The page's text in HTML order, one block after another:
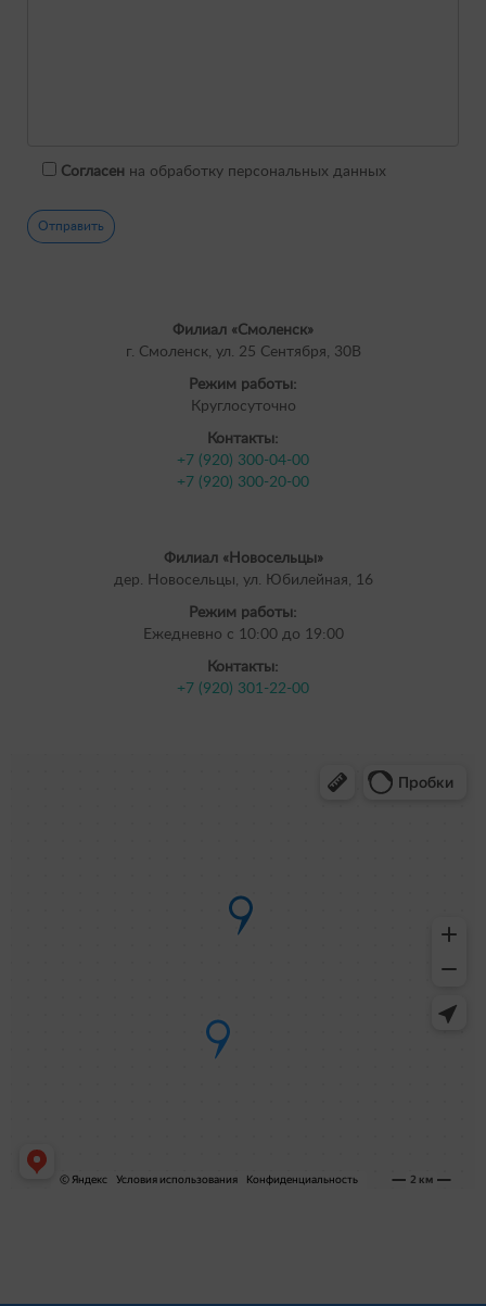
Согласен на обработку персональных данных
Филиал «Смоленск»
г. Смоленск, ул. 25 Сентября, 30В
Режим работы:
Круглосуточно
Контакты:
+7 (920) 300-04-00
+7 (920) 300-20-00
Филиал «Новосельцы»
дер. Новосельцы, ул. Юбилейная, 16
Режим работы:
Ежедневно с 10:00 до 19:00
Контакты:
+7 (920) 301-22-00